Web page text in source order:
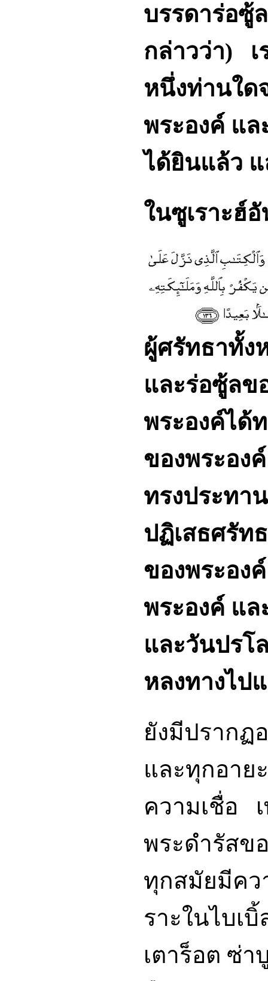
บรรดาร่อซู้
กล่าวว่า) เ
หนึ่งท่านใด
พระองค์ แล
ได้ยินแล้ว
ในซูเราะฮ์
ผู้ศรัทธาทั้ง
และร่อซู้ลข
พระองค์ได้
ของพระอ
ทรงประทา
ปฏิเสธศรัท
ของพระอง
พระองค์ แล
และวันปรโ
หลงทางไป
ยังมีปรากฏ
และทุกอาย
ความเชื่อ
พระดำรัสข
ทุกสมัยมีคว
ราะในไบเ
เตาร็อต ซ่า